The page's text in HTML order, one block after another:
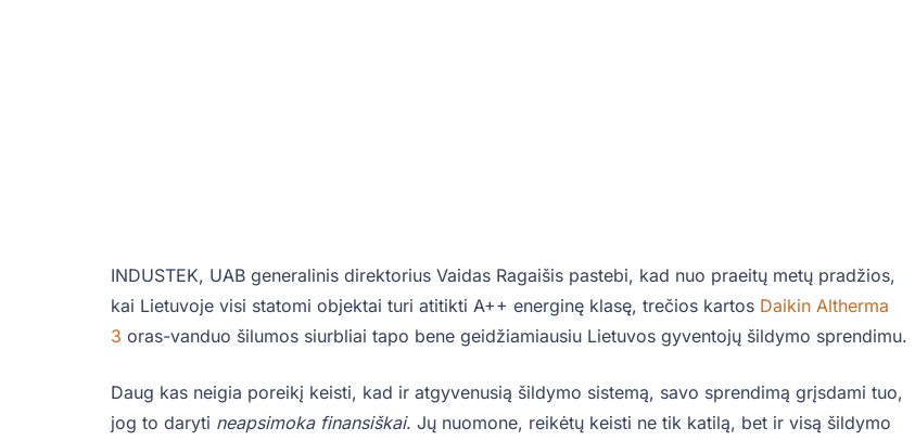
INDUSTEK, UAB generalinis direktorius Vaidas Ragaišis pastebi, kad nuo praeitų metų pradžios,
kai Lietuvoje visi statomi objektai turi atitikti A++ energinę klasę, trečios kartos Daikin Altherma
3 oras-vanduo šilumos siurbliai tapo bene geidžiamiausiu Lietuvos gyventojų šildymo sprendimu.
Daug kas neigia poreikį keisti, kad ir atgyvenusią šildymo sistemą, savo sprendimą grįsdami tuo,
jog to daryti neapsimoka finansiškai. Jų nuomone, reikėtų keisti ne tik katilą, bet ir visą šildymo